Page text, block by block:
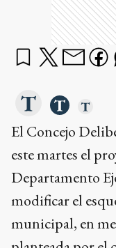
El Concejo
este martes el
Departamento
modificar el
municipal, en